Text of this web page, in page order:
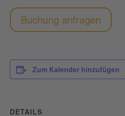
Buchung anfragen
Zum Kalender hinzufügen
DETAILS